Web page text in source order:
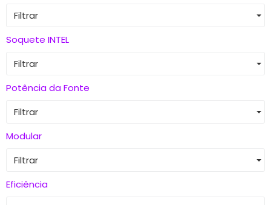
Filtrar
Soquete INTEL
Filtrar
Potência da Fonte
Filtrar
Modular
Filtrar
Eficiência